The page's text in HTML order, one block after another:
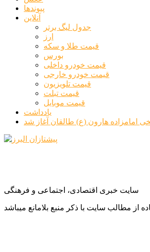
پیوندها
آنلاین
جدول لیگ برتر
ارز
قیمت طلا و سکه
بورس
قیمت خودرو داخلی
قیمت خودرو خارجی
قیمت تلویزیون
قیمت تبلت
قیمت موبایل
یادداشت
امامزاده هارون (ع) طالقان آغاز شد
سایت خبری اقتصادی، اجتماعی و فرهنگی